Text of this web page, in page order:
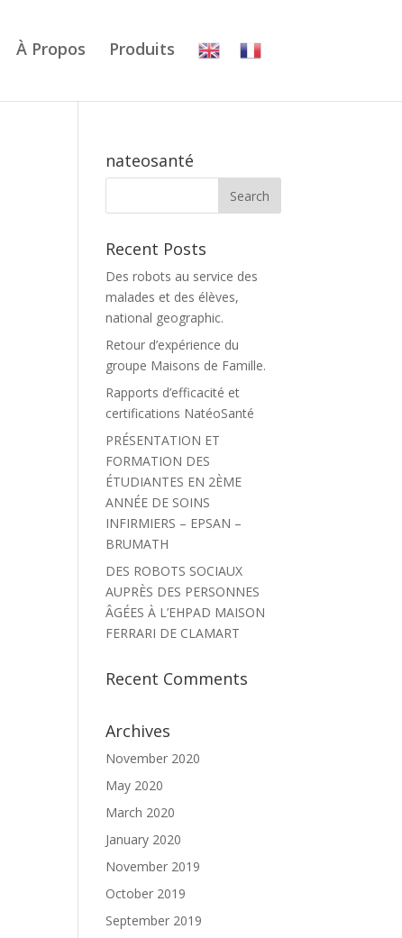
À Propos Produits
nateosanté
Recent Posts
Des robots au service des
malades et des élèves,
national geographic.
Retour d’expérience du
groupe Maisons de Famille.
Rapports d’efficacité et
certifications NatéoSanté
PRÉSENTATION ET
FORMATION DES
ÉTUDIANTES EN 2ÈME
ANNÉE DE SOINS
INFIRMIERS – EPSAN –
BRUMATH
DES ROBOTS SOCIAUX
AUPRÈS DES PERSONNES
ÂGÉES À L’EHPAD MAISON
FERRARI DE CLAMART
Recent Comments
Archives
November 2020
May 2020
March 2020
January 2020
November 2019
October 2019
September 2019